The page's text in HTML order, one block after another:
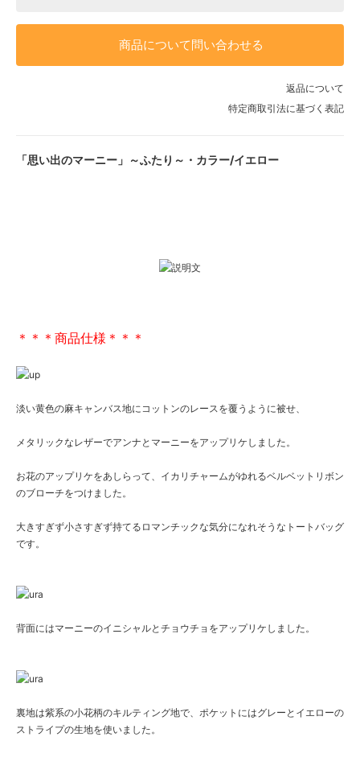
商品について問い合わせる
返品について
特定商取引法に基づく表記
「思い出のマーニー」～ふたり～・カラー/イエロー
＊＊＊商品仕様＊＊＊
淡い黄色の麻キャンバス地にコットンのレースを覆うように被せ、
メタリックなレザーでアンナとマーニーをアップリケしました。
お花のアップリケをあしらって、イカリチャームがゆれるベルベットリボン
のブローチをつけました。
大きすぎず小さすぎず持てるロマンチックな気分になれそうなトートバッグ
です。
背面にはマーニーのイニシャルとチョウチョをアップリケしました。
裏地は紫系の小花柄のキルティング地で、ポケットにはグレーとイエローの
ストライプの生地を使いました。